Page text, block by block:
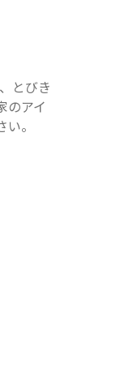
とびき
のアイ
。